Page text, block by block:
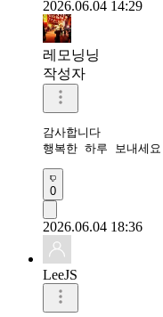
2026.06.04 14:29
레모닝닝
작성자
감사합니다
행복한 하루 보내세요
0
2026.06.04 18:36
LeeJS